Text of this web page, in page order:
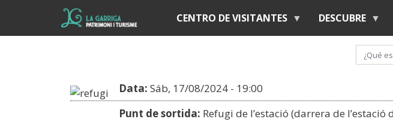
CENTRO DE VISITANTES DESCUBRE
Buscar
Data: Sáb, 17/08/2024 - 19:00
Punt de sortida: Refugi de l’estació (darrera de l’estació